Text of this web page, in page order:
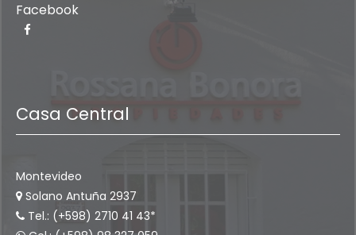
Facebook
Casa Central
Montevideo
Solano Antuña 2937
Tel.: (+598) 2710 41 43*